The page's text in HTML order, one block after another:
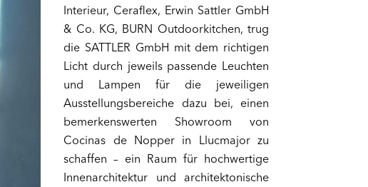
Interieur, Ceraflex, Erwin Sattler GmbH
& Co. KG, BURN Outdoorkitchen, trug
die SATTLER GmbH mit dem richtigen
Licht durch jeweils passende Leuchten
und Lampen für die jeweiligen
Ausstellungsbereiche dazu bei, einen
bemerkenswerten Showroom von
Cocinas de Nopper in Llucmajor zu
schaffen – ein Raum für hochwertige
Innenarchitektur und architektonische